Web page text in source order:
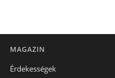
MAGAZIN
Érdekességek